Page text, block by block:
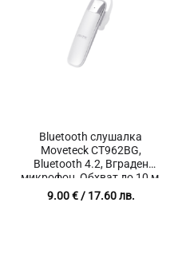
Bluetooth слушалка
Moveteck CT962BG,
Bluetooth 4.2, Вграден
микрофон, Обхват до 10 м,
Време за разговори 3 часа,
Бутони за управление
9.00€/ 17.60 лв.